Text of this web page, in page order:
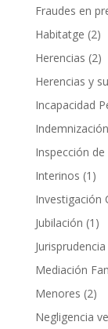
Fraudes en
Habitatge (2)
Herencias (2)
Herencias y
Incapacidad
Inspección
Interinos (1)
Investigación
Jubilación (1)
Jurisprudencia
Mediación
Menores (2)
Negligencia